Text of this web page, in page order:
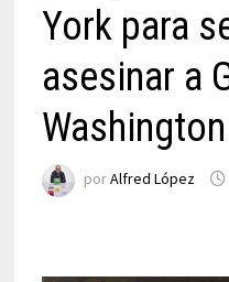
York para
asesinar a
Washington
porAlfred López